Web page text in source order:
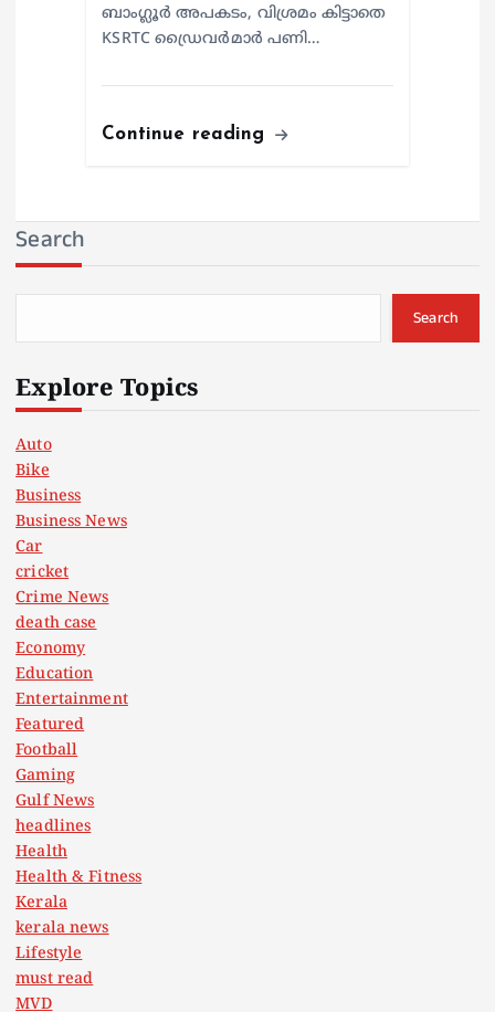
ബാംഗ്ലൂർ അപകടം, വിശ്രമം കിട്ടാതെ
KSRTC ഡ്രൈവർമാർ പണി…
Continue reading
Search
Search
Explore Topics
Auto
Bike
Business
Business News
Car
cricket
Crime News
death case
Economy
Education
Entertainment
Featured
Football
Gaming
Gulf News
headlines
Health
Health & Fitness
Kerala
kerala news
Lifestyle
must read
MVD